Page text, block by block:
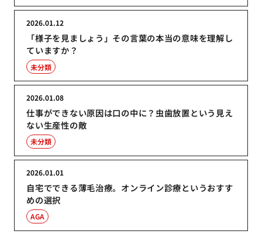
「様子を見ましょう」その言葉の本当の意味を理解し
ていますか？
2026.01.12
未分類
仕事ができない原因は口の中に？虫歯放置という見え
ない生産性の敵
2026.01.08
未分類
自宅でできる薄毛治療。オンライン診療というおすす
めの選択
2026.01.01
AGA